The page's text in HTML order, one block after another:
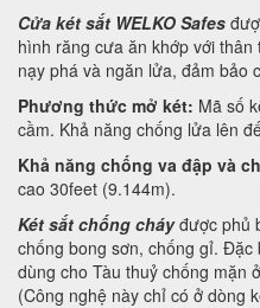
Cửa két sắt WELKO Safes
hình răng cưa ăn khớp với
nạy phá và ngăn lửa, đảm bảo
Phương thức mở két: Mã số
cầm. Khả năng chống lửa lên
Khả năng chống va đập và
cao 30feet (9.144m).
Két sắt chống cháyđược phủ
chống bong sơn, chống gỉ.
dùng cho Tàu thuỷ chống mặn
(Công nghệ này chỉ có ở dòng